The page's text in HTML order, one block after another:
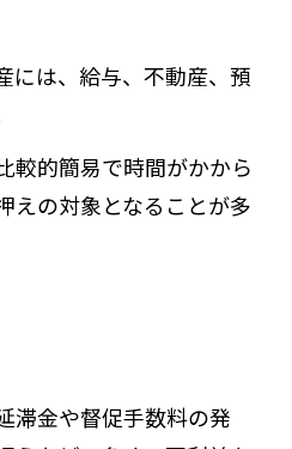
には、給与、不動産、預
較的簡易で時間がかから
えの対象となることが多
滞金や督促手数料の発